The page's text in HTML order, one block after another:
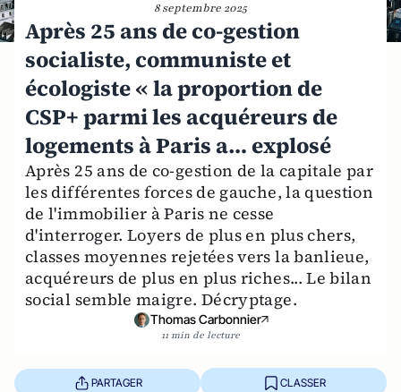
8 septembre 2025
Après 25 ans de co-gestion
socialiste, communiste et
écologiste « la proportion de
CSP+ parmi les acquéreurs de
logements à Paris a… explosé
Après 25 ans de co-gestion de la capitale par
les différentes forces de gauche, la question
de l'immobilier à Paris ne cesse
d'interroger. Loyers de plus en plus chers,
classes moyennes rejetées vers la banlieue,
acquéreurs de plus en plus riches... Le bilan
social semble maigre. Décryptage.
Thomas Carbonnier
11 min de lecture
PARTAGER CLASSER